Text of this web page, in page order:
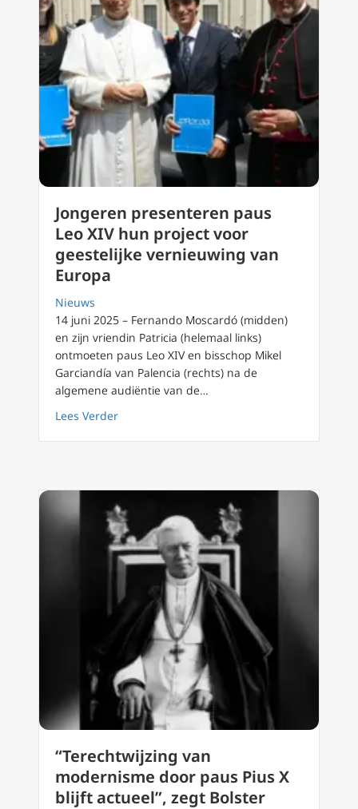
Jongeren presenteren paus
Leo XIV hun project voor
geestelijke vernieuwing van
Europa
Nieuws
14 juni 2025 – Fernando Moscardó (midden)
en zijn vriendin Patricia (helemaal links)
ontmoeten paus Leo XIV en bisschop Mikel
Garciandía van Palencia (rechts) na de
algemene audiëntie van de…
Lees Verderabout Jongeren presenteren paus Leo XIV
“Terechtwijzing van
modernisme door paus Pius X
blijft actueel”, zegt Bolster